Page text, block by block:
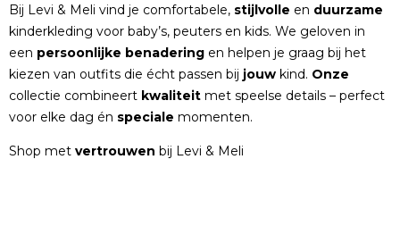
Bij Levi & Meli vind je comfortabele, stijlvolle en duurzame
kinderkleding voor baby’s, peuters en kids. We geloven in
een persoonlijke benadering en helpen je graag bij het
kiezen van outfits die écht passen bij jouw kind. Onze
collectie combineert kwaliteit met speelse details – perfect
voor elke dag én speciale momenten.
Shop met vertrouwen bij Levi & Meli